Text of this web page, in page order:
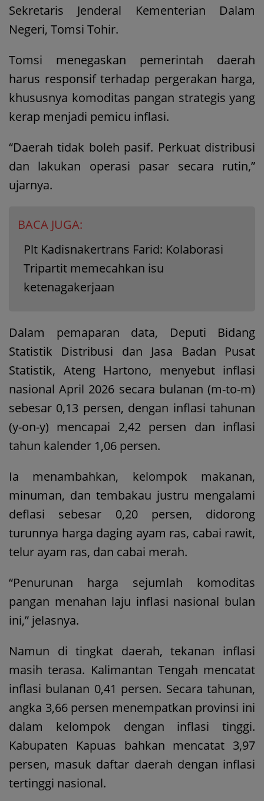
Sekretaris Jenderal Kementerian Dalam
Negeri, Tomsi Tohir.
Tomsi menegaskan pemerintah daerah
harus responsif terhadap pergerakan harga,
khususnya komoditas pangan strategis yang
kerap menjadi pemicu inflasi.
“Daerah tidak boleh pasif. Perkuat distribusi
dan lakukan operasi pasar secara rutin,”
ujarnya.
BACA JUGA:
Plt Kadisnakertrans Farid: Kolaborasi
Tripartit memecahkan isu
ketenagakerjaan
Dalam pemaparan data, Deputi Bidang
Statistik Distribusi dan Jasa Badan Pusat
Statistik, Ateng Hartono, menyebut inflasi
nasional April 2026 secara bulanan (m-to-m)
sebesar 0,13 persen, dengan inflasi tahunan
(y-on-y) mencapai 2,42 persen dan inflasi
tahun kalender 1,06 persen.
Ia menambahkan, kelompok makanan,
minuman, dan tembakau justru mengalami
deflasi sebesar 0,20 persen, didorong
turunnya harga daging ayam ras, cabai rawit,
telur ayam ras, dan cabai merah.
“Penurunan harga sejumlah komoditas
pangan menahan laju inflasi nasional bulan
ini,” jelasnya.
Namun di tingkat daerah, tekanan inflasi
masih terasa. Kalimantan Tengah mencatat
inflasi bulanan 0,41 persen. Secara tahunan,
angka 3,66 persen menempatkan provinsi ini
dalam kelompok dengan inflasi tinggi.
Kabupaten Kapuas bahkan mencatat 3,97
persen, masuk daftar daerah dengan inflasi
tertinggi nasional.